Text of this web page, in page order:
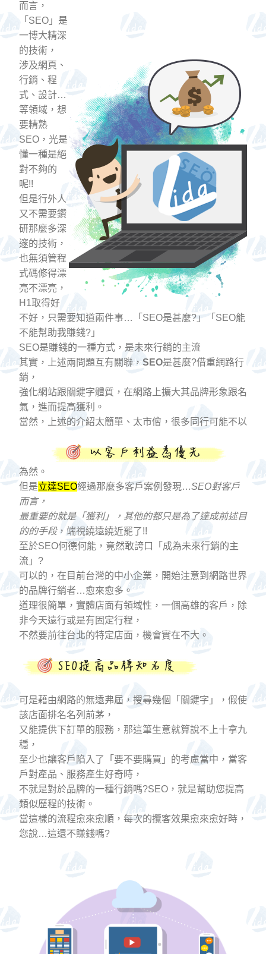
而言，
「SEO」是
一博大精深
的技術，
涉及網頁、
行銷、程
式、設計…
等領域，想
要精熟
SEO，光是
懂一種是絕
對不夠的
呢!!
但是行外人
又不需要鑽
研那麼多深
邃的技術，
也無須管程
式碼修得漂
亮不漂亮，
H1取得好
不好，只需要知道兩件事…「SEO是甚麼?」「SEO能
不能幫助我賺錢?」
SEO是賺錢的一種方式，是未來行銷的主流
其實，上述兩問題互有關聯， SEO是甚麼?借重網路行
銷，
強化網站跟關鍵字體質，在網路上擴大其品牌形象跟名
氣，進而提高獲利。
當然，上述的介紹太簡單、太市儈，很多同行可能不以
為然。
但是立達SEO經過那麼多客戶案例發現…SEO對客戶
而言，
最重要的就是「獲利」，其他的都只是為了達成前述目
的的手段，端視繞遠繞近罷了!!
至於SEO何德何能，竟然敢誇口「成為未來行銷的主
流」?
可以的，在目前台灣的中小企業，開始注意到網路世界
的品牌行銷者…愈來愈多。
道理很簡單，實體店面有領域性，一個高雄的客戶，除
非今天遠行或是有固定行程，
不然要前往台北的特定店面，機會實在不大。
可是藉由網路的無遠弗屆，搜尋幾個「關鍵字」，假使
該店面排名名列前茅，
又能提供下訂單的服務，那這筆生意就算說不上十拿九
穩，
至少也讓客戶陷入了「要不要購買」的考慮當中，當客
戶對產品、服務產生好奇時，
不就是對於品牌的一種行銷嗎?SEO，就是幫助您提高
類似歷程的技術。
當這樣的流程愈來愈順，每次的攬客效果愈來愈好時，
您說…這還不賺錢嗎?